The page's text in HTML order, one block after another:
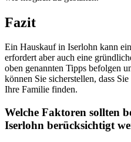
Fazit
Ein Hauskauf in Iserlohn kann
erfordert aber auch eine
oben genannten Tipps befolgen
können Sie sicherstellen, dass
Ihre Familie finden.
Welche Faktoren sollten
Iserlohn berücksichtigt